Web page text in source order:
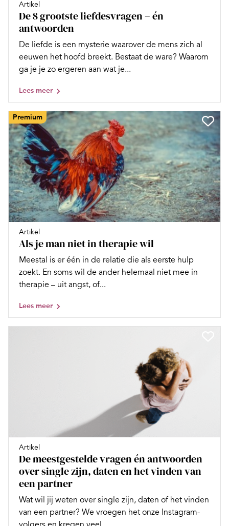
Artikel
De 8 grootste liefdesvragen – én
antwoorden
De liefde is een mysterie waarover de mens zich al
eeuwen het hoofd breekt. Bestaat de ware? Waarom
ga je je zo ergeren aan wat je...
Lees meer
Premium
Artikel
Als je man niet in therapie wil
Meestal is er één in de relatie die als eerste hulp
zoekt. En soms wil de ander helemaal niet mee in
therapie – uit angst, of...
Lees meer
Artikel
De meestgestelde vragen én antwoorden
over single zijn, daten en het vinden van
een partner
Wat wil jij weten over single zijn, daten of het vinden
van een partner? We vroegen het onze Instagram-